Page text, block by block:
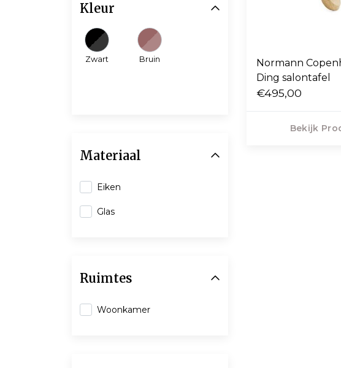
Normann
Ding salontafel
€495,00
Bekijk
Kleur
Zwart Bruin
Materiaal
Eiken
Glas
Ruimtes
Woonkamer